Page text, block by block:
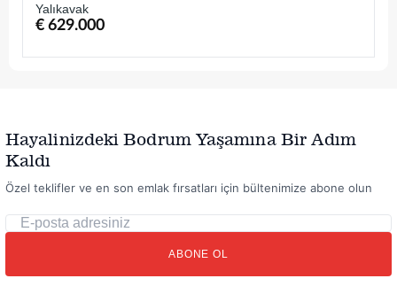
Yalıkavak
€ 629.000
Hayalinizdeki Bodrum Yaşamına Bir Adım
Kaldı
Özel teklifler ve en son emlak fırsatları için bültenimize abone olun
posta
ABONE OL